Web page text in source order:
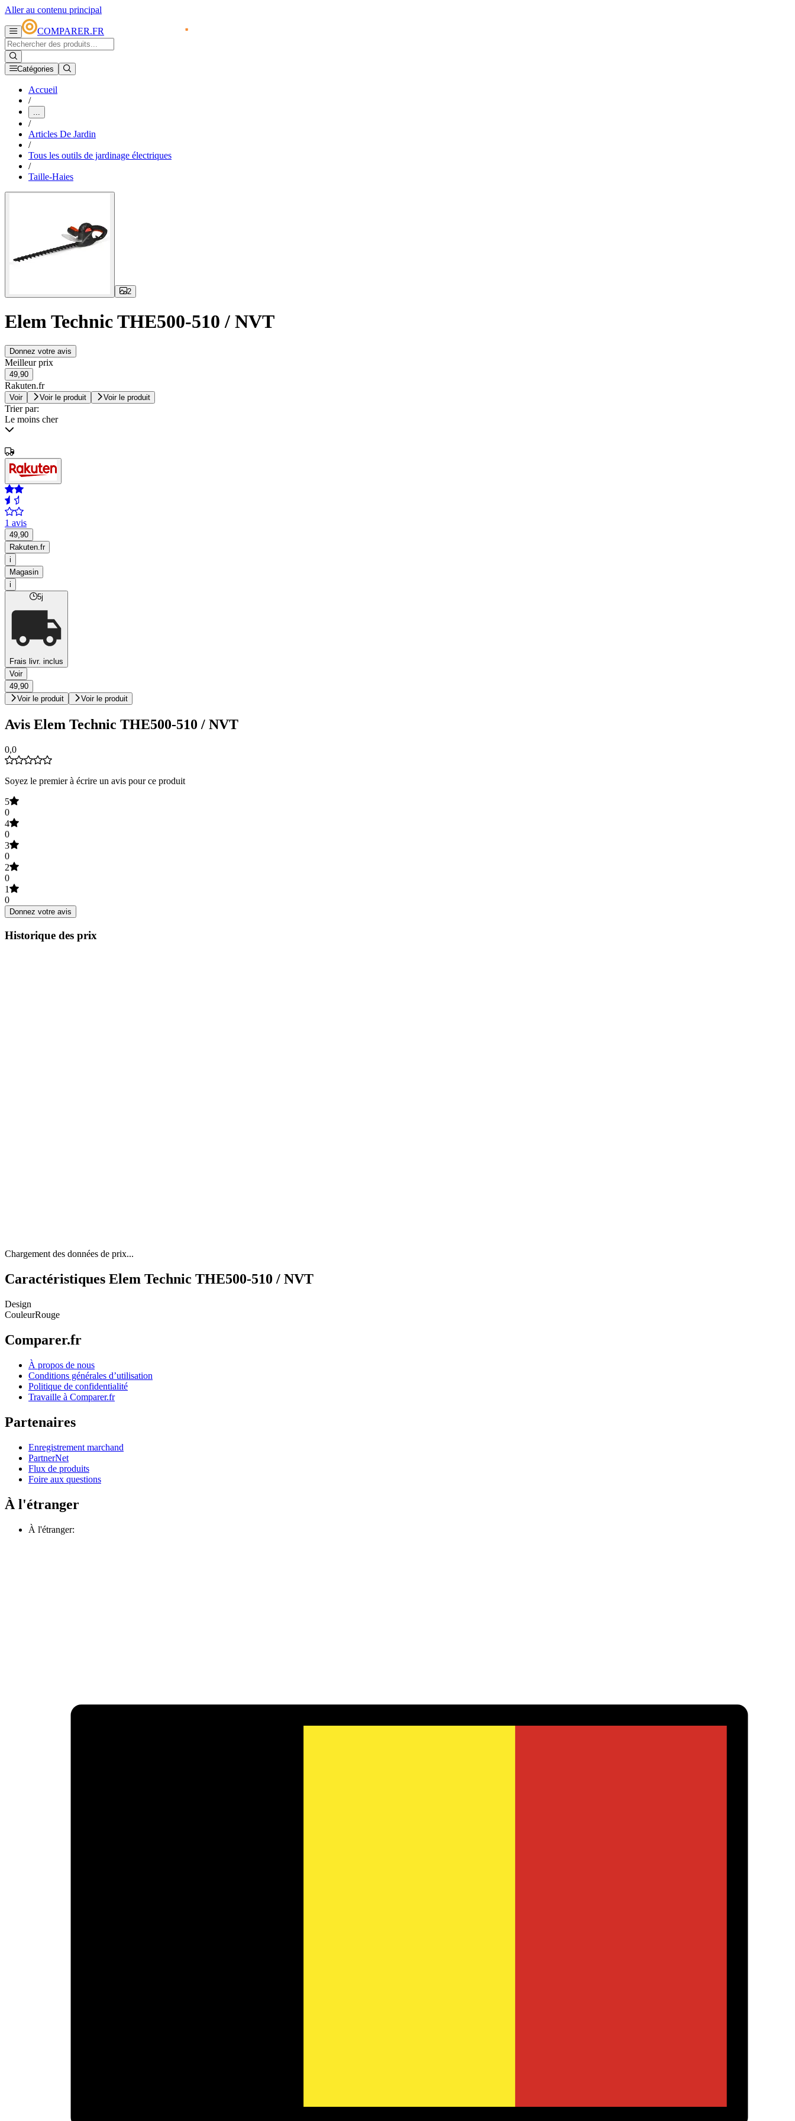
Aller au contenu principal
COMPARER.FR
Catégories
Accueil
/
...
/
Articles De Jardin
/
Tous les outils de jardinage électriques
/
Taille-Haies
2
Elem Technic THE500-510 / NVT
Donnez votre avis
Meilleur prix
49,90
Rakuten.fr
Voir Voir le produit Voir le produit
Trier par:
Le moins cher
1 avis
49,90
Rakuten.fr
i
Magasin
i
5j
Frais livr. inclus
Voir
49,90
Voir le produit
Voir le produit
Avis Elem Technic THE500-510 / NVT
0,0
Soyez le premier à écrire un avis pour ce produit
5
0
4
0
3
0
2
0
1
0
Donnez votre avis
Historique des prix
Chargement des données de prix...
Caractéristiques Elem Technic THE500-510 / NVT
Design
CouleurRouge
Comparer.fr
À propos de nous
Conditions générales d’utilisation
Politique de confidentialité
Travaille à Comparer.fr
Partenaires
Enregistrement marchand
PartnerNet
Flux de produits
Foire aux questions
À l'étranger
À l'étranger: